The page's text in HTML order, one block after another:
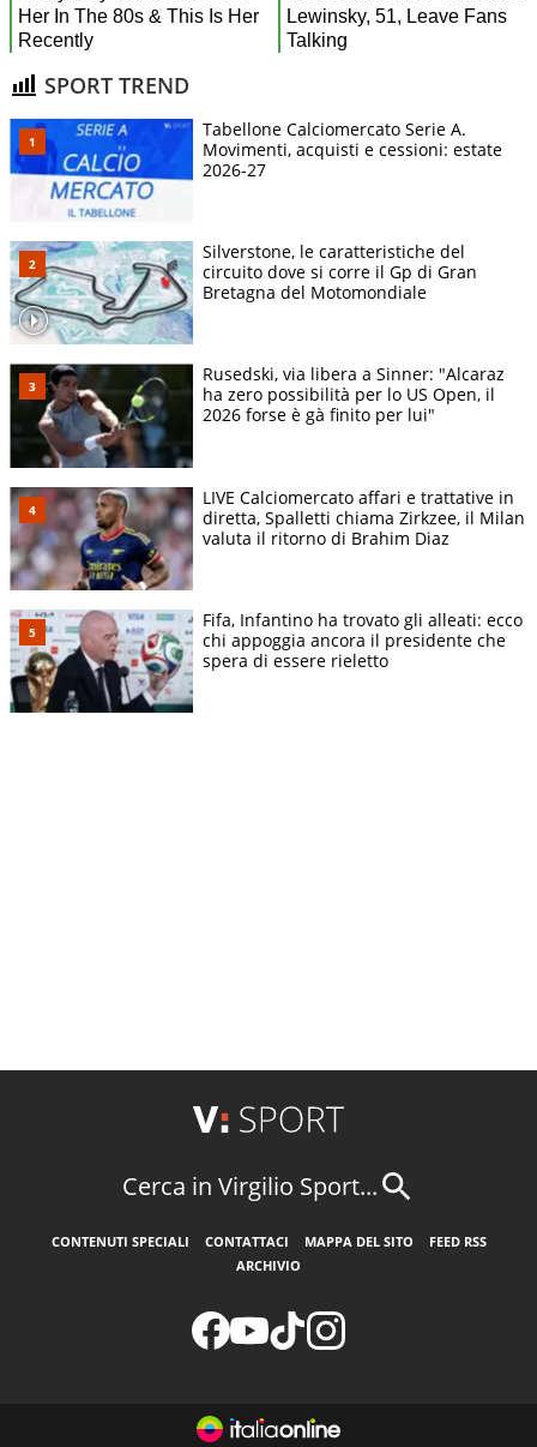
SPORT TREND
Tabellone Calciomercato Serie A.
Movimenti, acquisti e cessioni: estate
2026-27
Silverstone, le caratteristiche del
circuito dove si corre il Gp di Gran
Bretagna del Motomondiale
Rusedski, via libera a Sinner: "Alcaraz
ha zero possibilità per lo US Open, il
2026 forse è gà finito per lui"
LIVE Calciomercato affari e trattative in
diretta, Spalletti chiama Zirkzee, il Milan
valuta il ritorno di Brahim Diaz
Fifa, Infantino ha trovato gli alleati: ecco
chi appoggia ancora il presidente che
spera di essere rieletto
Cerca in Virgilio Sport...
CONTENUTI SPECIALI CONTATTACI MAPPA DEL SITO
FEED RSS
ARCHIVIO